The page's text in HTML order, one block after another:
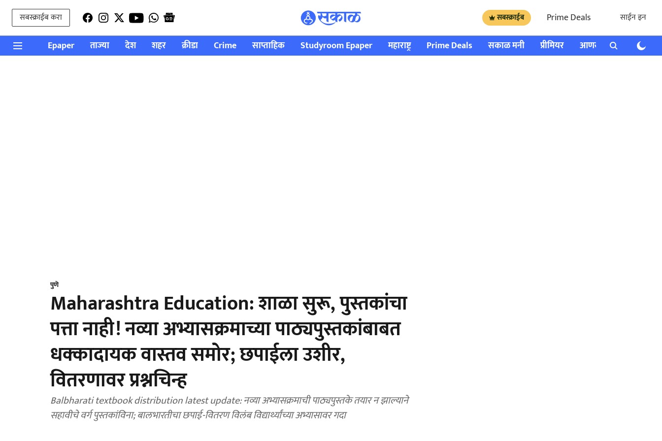
सबस्क्राईब करा सबस्क्राईब Prime Deals साईन इन
Epaper ताज्या देश शहर क्रीडा Crime साप्ताहिक Studyroom Epaper महाराष्ट्र Prime Deals सकाळ मनी प्रीमियर आणखी राशी भविष्य
पुणे
Maharashtra Education: शाळा सुरू, पुस्तकांचा
पत्ता नाही! नव्या अभ्यासक्रमाच्या पाठ्यपुस्तकांबाबत
धक्कादायक वास्तव समोर; छपाईला उशीर,
वितरणावर प्रश्नचिन्ह
Balbharati textbook distribution latest update: नव्या अभ्यासक्रमाची पाठ्यपुस्तके तयार न झाल्याने
सहावीचे वर्ग पुस्तकांविना; बालभारतीचा छपाई-वितरण विलंब विद्यार्थ्यांच्या अभ्यासावर गदा